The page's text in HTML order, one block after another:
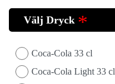
Välj Dryck
Coca-Cola 33 cl
Coca-Cola Light 33 cl